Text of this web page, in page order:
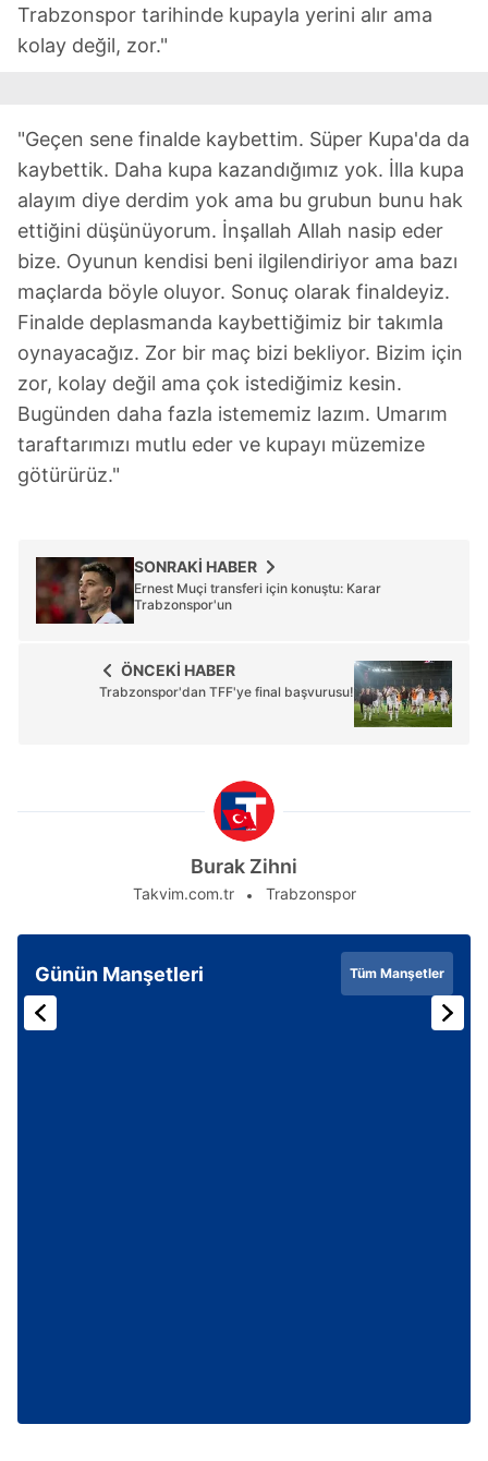
gösterilmeyecektir."
verileriniz işlenmekte olup gerekli olan çerezler bilgi
toplumu hizmetlerinin sunulması amacıyla
kullanılmaktadır. Diğer çerezler, sitemizin daha işlevsel
kılınması ve kişiselleştirilmesi ve sizlere yönelik
reklam/pazarlama faaliyetlerinin yapılması, amaçlarıyla
sınırlı olarak açık rızanız dahilinde kullanılacaktır.
Çerezlere ilişkin tercihlerinizi aşağıda yer alan panel
vasıtasıyla belirleyebilirsiniz. Çerezlere ilişkin detaylı bilgi
için Ayarlar butonuna tıklayabilir,Çerez Bilgilendirme
Metnimiziziyaret edebilirsiniz.
6698 sayılı Kişisel Verilerin Korunması Kanunu uyarınca
hazırlanmış Aydınlatma Metnimizi okumak ve sitemizde
Trabzonspor tarihinde kupayla yerini alır ama
kolay değil, zor."
"Geçen sene finalde kaybettim. Süper Kupa'da da
kaybettik. Daha kupa kazandığımız yok. İlla kupa
alayım diye derdim yok ama bu grubun bunu hak
ettiğini düşünüyorum. İnşallah Allah nasip eder
bize. Oyunun kendisi beni ilgilendiriyor ama bazı
maçlarda böyle oluyor. Sonuç olarak finaldeyiz.
Finalde deplasmanda kaybettiğimiz bir takımla
oynayacağız. Zor bir maç bizi bekliyor. Bizim için
zor, kolay değil ama çok istediğimiz kesin.
Bugünden daha fazla istememiz lazım. Umarım
taraftarımızı mutlu eder ve kupayı müzemize
götürürüz."
SONRAKİ HABER
Ernest Muçi transferi için konuştu: Karar
Trabzonspor'un
ÖNCEKİ HABER
Trabzonspor'dan TFF'ye final başvurusu!
Burak Zihni
Takvim.com.tr Trabzonspor
Günün Manşetleri Tüm Manşetler